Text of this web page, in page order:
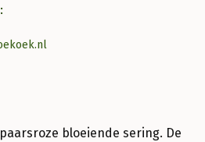
bloeiende sering. De